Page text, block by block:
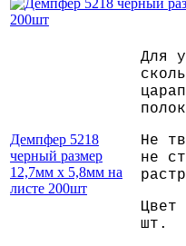
Демпфер 5218
черный размер
12,7мм х 5,8мм на
листе 200шт
Для
Не
не
шт.